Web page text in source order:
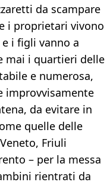
da scampare
i proprietari vivono
i figli vanno a
mai i quartieri delle
e numerosa,
improvvisamente
da evitare in
quelle delle
Friuli
– per la messa
rientrati da